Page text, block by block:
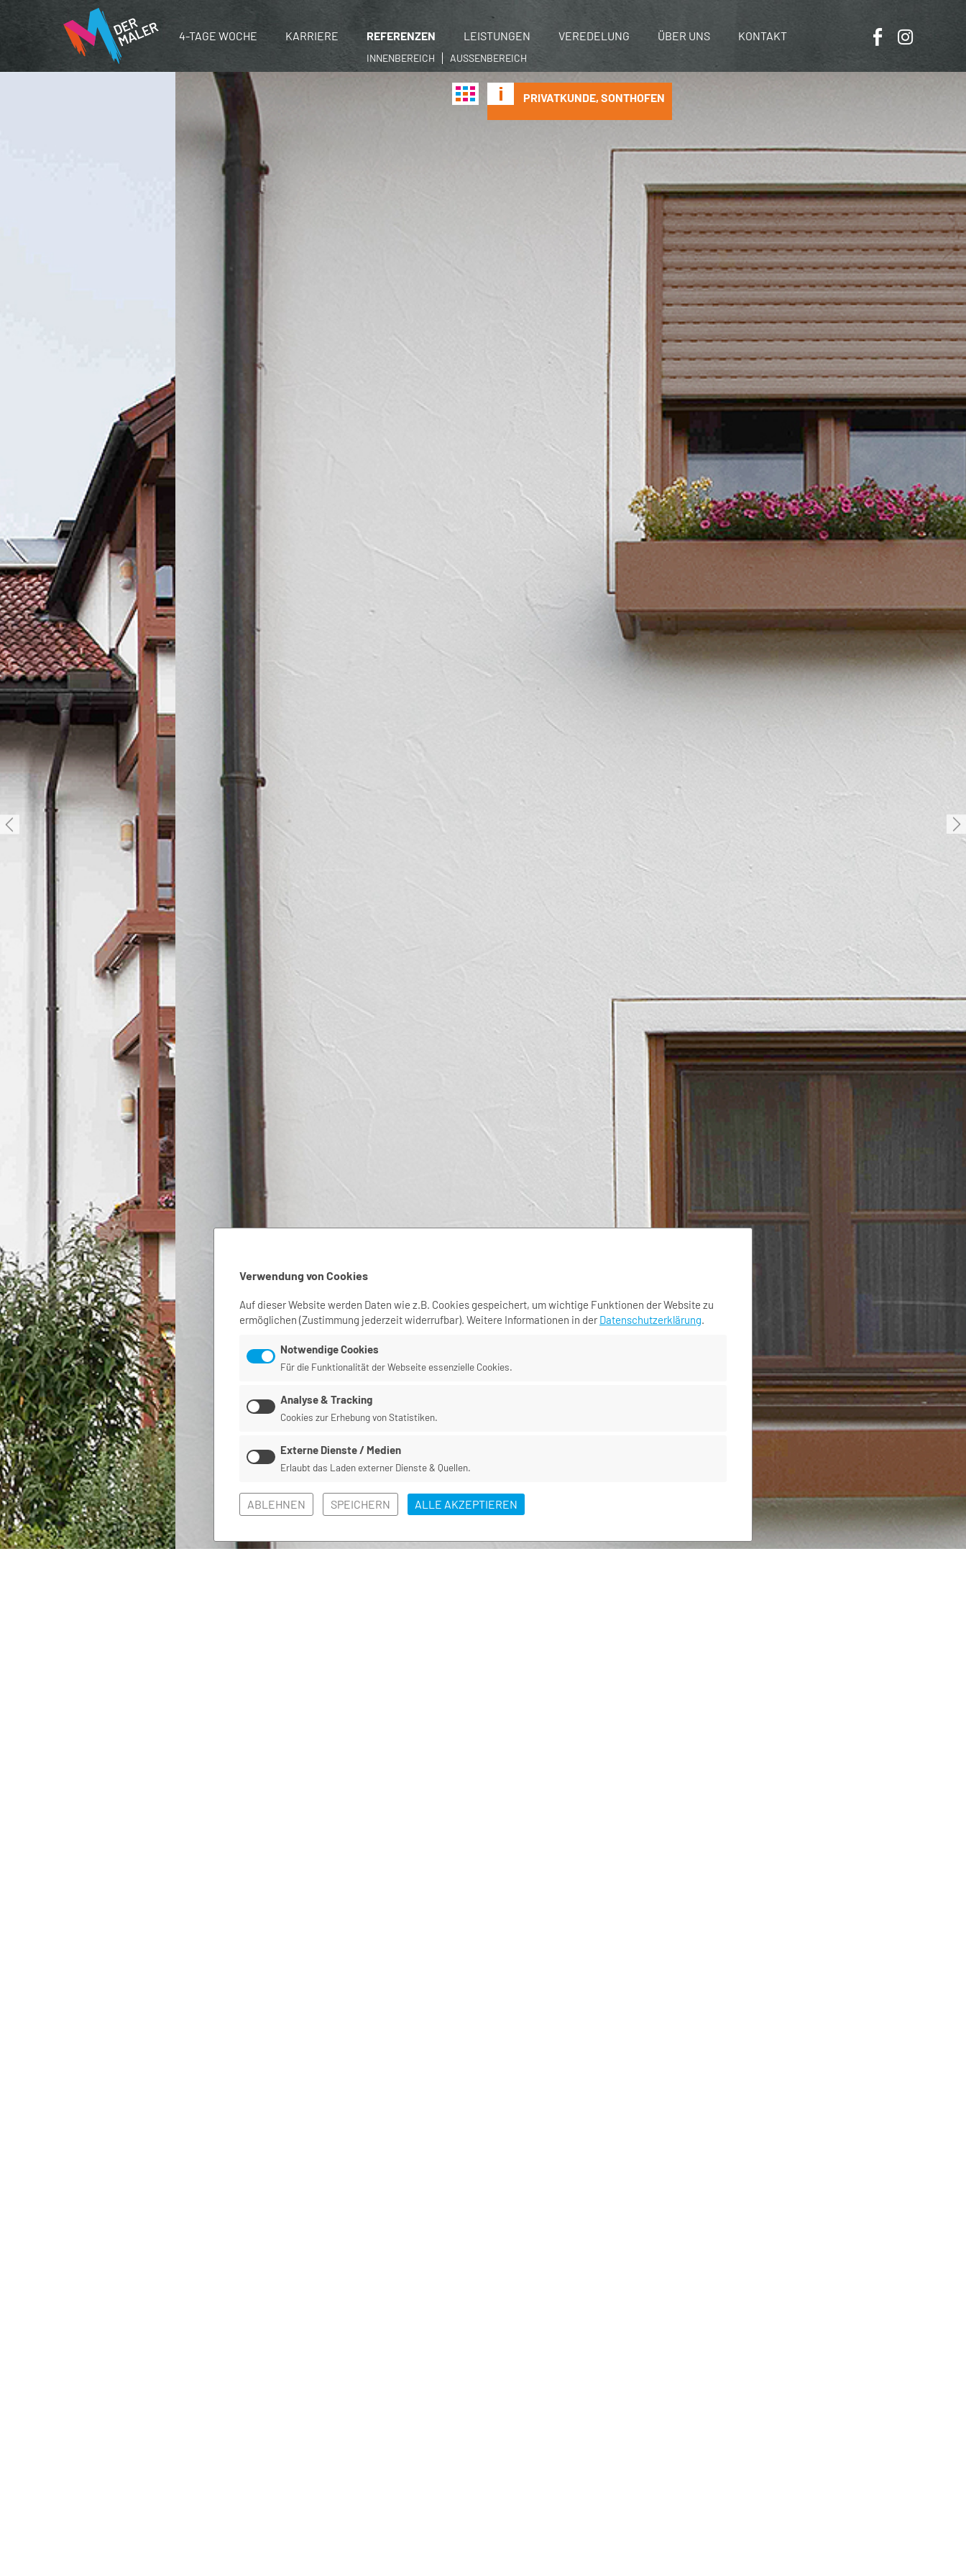
4-TAGE WOCHE KARRIERE REFERENZEN
INNENBEREICH AUSSENBEREICH
LEISTUNGEN VEREDELUNG ÜBER UNS KONTAKT
PRIVATKUNDE, SONTHOFEN
Verwendung von Cookies
Auf dieser Website werden Daten wie z.B. Cookies gespeichert, um wichtige Funktionen der Website zu
ermöglichen (Zustimmung jederzeit widerrufbar). Weitere Informationen in der Datenschutzerklärung.
Notwendige Cookies
Für die Funktionalität der Webseite essenzielle Cookies.
Analyse & Tracking
Cookies zur Erhebung von Statistiken.
Externe Dienste / Medien
Erlaubt das Laden externer Dienste & Quellen.
ABLEHNEN SPEICHERN ALLE AKZEPTIEREN